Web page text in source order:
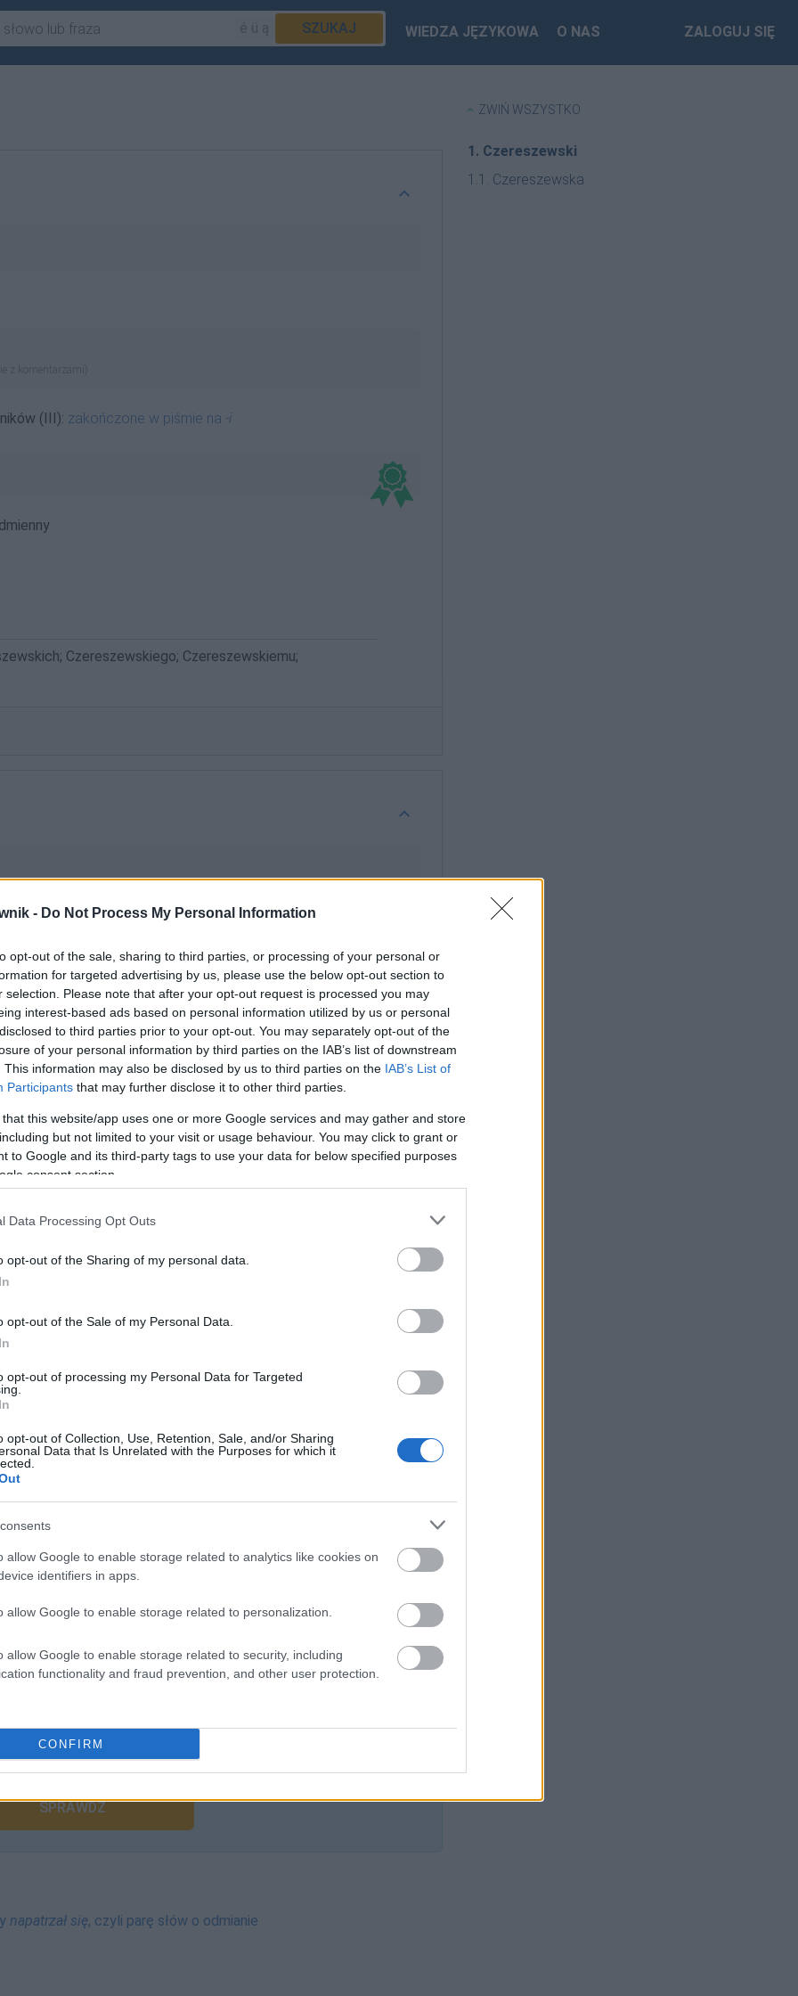
- Do Not Process My Personal Information
opt-out of the sale, sharing to third parties, or processing of your personal or
for targeted advertising by us, please use the below opt-out section to
selection. Please note that after your opt-out request is processed you may
interest-based ads based on personal information utilized by us or personal
to third parties prior to your opt-out. You may separately opt-out of the
of your personal information by third parties on the IAB’s list of downstream
This information may also be disclosed by us to third parties on the IAB’s List of
Participants that may further disclose it to other third parties.
that this website/app uses one or more Google services and may gather and store
but not limited to your visit or usage behaviour. You may click to grant or
to Google and its third-party tags to use your data for below specified purposes
consent section.
Data Processing Opt Outs
opt-out of the Sharing of my personal data.
opt-out of the Sale of my Personal Data.
opt-out of processing my Personal Data for Targeted
opt-out of Collection, Use, Retention, Sale, and/or Sharing
Data that Is Unrelated with the Purposes for which it
allow Google to enable storage related to analytics like cookies on
identifiers in apps.
allow Google to enable storage related to personalization.
allow Google to enable storage related to security, including
functionality and fraud prevention, and other user protection.
CONFIRM
SZUKAJ WIEDZA JĘZYKOWA O NAS ZALOGUJ SIĘ
z komentarzami)
(III): zakończone w piśmie na -i
Czereszewskiego; Czereszewskiemu;
nazwiska
z komentarzami)
(główne):imiona i nazwiska kobiet— ogólnie dostępna
Czereszewskie; Czereszewskiej; Czereszewskim;
Brakuje czegoś w haśle?
abonenci Dobrego słownika.
SPRAWDŹ
napatrzał się, czyli parę słów o odmianie
ZWIŃ WSZYSTKO
1. Czereszewski
1.1. Czereszewska